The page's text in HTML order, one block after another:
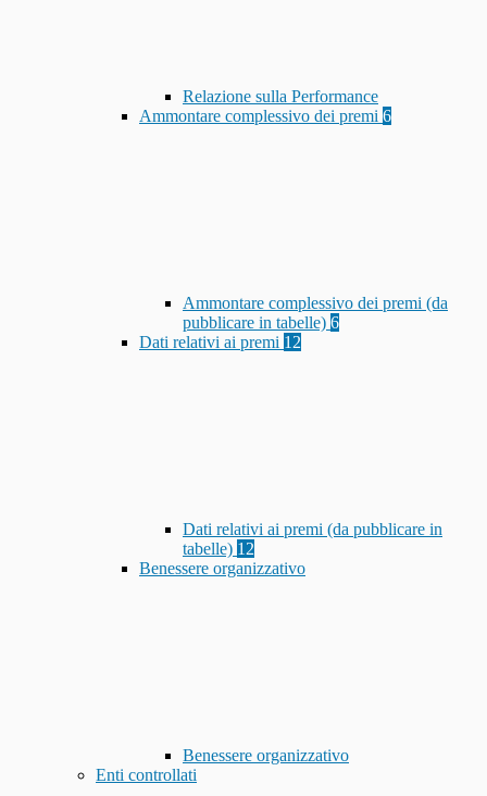
Relazione sulla Performance
Ammontare complessivo dei premi 6
Ammontare complessivo dei premi (da
pubblicare in tabelle) 6
Dati relativi ai premi 12
Dati relativi ai premi (da pubblicare in
tabelle) 12
Benessere organizzativo
Benessere organizzativo
Enti controllati